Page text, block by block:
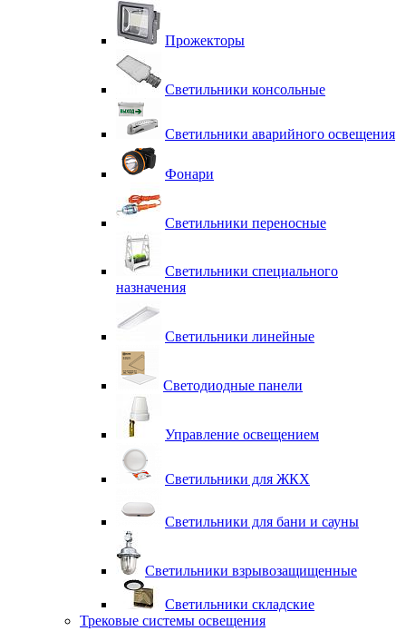
Прожекторы
Светильники консольные
Светильники аварийного освещения
Фонари
Светильники переносные
Светильники специального
назначения
Светильники линейные
Светодиодные панели
Управление освещением
Светильники для ЖКХ
Светильники для бани и сауны
Светильники взрывозащищенные
Светильники складские
Трековые системы освещения